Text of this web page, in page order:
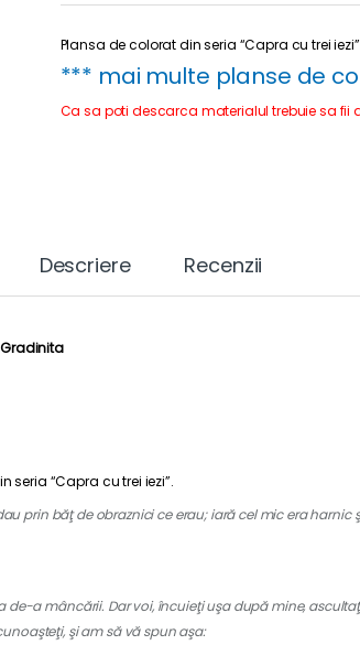
Plansa de colorat din seria “Capra cu trei iezi”
*** mai multe planse de
Ca sa poti descarca materialul trebuie sa fii
Descriere Recenzii
“Capra cu trei iezi”.
prin băţ de obraznici ce erau; iară cel mic era
a mâncării. Dar voi, încuieţi uşa după mine,
şi am să vă spun aşa: